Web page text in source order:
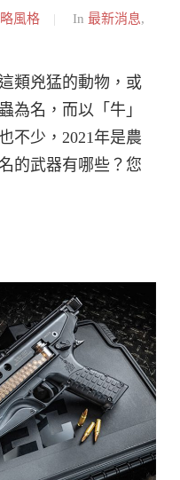
風格 In 最新消息,
類兇猛的動物，或
為名，而以「牛」
不少，2021年是農
的武器有哪些？您